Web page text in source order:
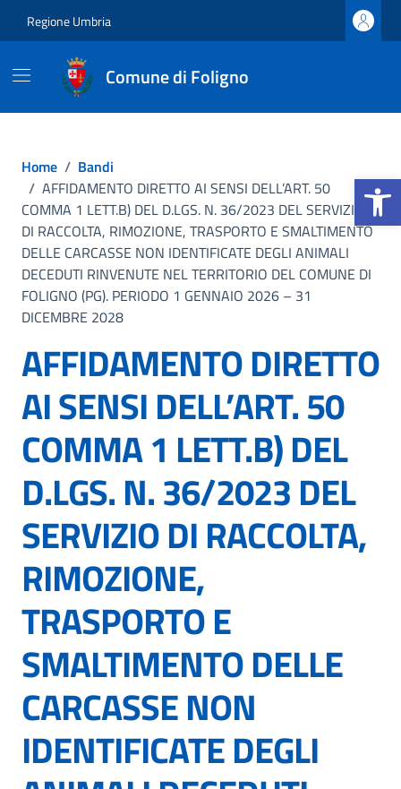
Apri la
Regione Umbria
Comune di Foligno
Home / Bandi
/ AFFIDAMENTO DIRETTO AI SENSI DELL’ART. 50
COMMA 1 LETT.B) DEL D.LGS. N. 36/2023 DEL SERVIZIO
DI RACCOLTA, RIMOZIONE, TRASPORTO E SMALTIMENTO
DELLE CARCASSE NON IDENTIFICATE DEGLI ANIMALI
DECEDUTI RINVENUTE NEL TERRITORIO DEL COMUNE DI
FOLIGNO (PG). PERIODO 1 GENNAIO 2026 – 31
DICEMBRE 2028
AFFIDAMENTO DIRETTO
AI SENSI DELL’ART. 50
COMMA 1 LETT.B) DEL
D.LGS. N. 36/2023 DEL
SERVIZIO DI RACCOLTA,
RIMOZIONE,
TRASPORTO E
SMALTIMENTO DELLE
CARCASSE NON
IDENTIFICATE DEGLI